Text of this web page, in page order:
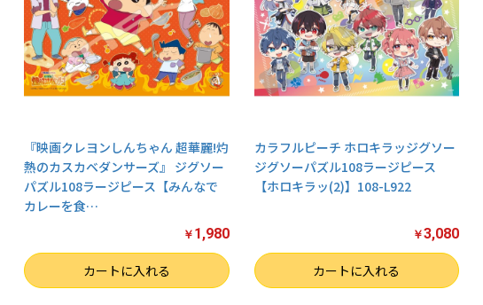
『映画クレヨンしんちゃん 超華麗!灼
熱のカスカベダンサーズ』 ジグソー
パズル108ラージピース【みんなで
カレーを食…
￥ 1,980
数量 カートに入れる
カラフルピーチ ホロキラッジグソー
ジグソーパズル108ラージピース
【ホロキラッ(2)】108-L922
￥3,080
数量 カートに入れる